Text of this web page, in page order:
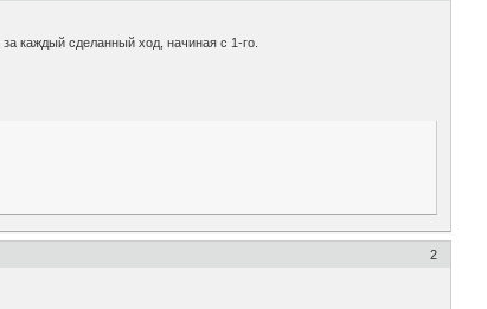
каждый сделанный ход, начиная с 1-го.
2